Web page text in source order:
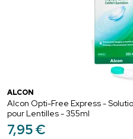
ALCON
Alcon Opti-Free Express -
pour Lentilles - 355ml
7,95€